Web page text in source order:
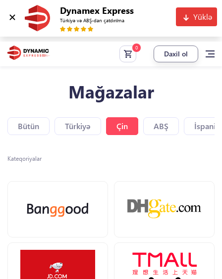
Dynamex Express
Türkiyə və ABŞ-dan çatdırılma Yüklə
Daxil ol
Mağazalar
Bütün Türkiyə Çin ABŞ
Kateqoriyalar